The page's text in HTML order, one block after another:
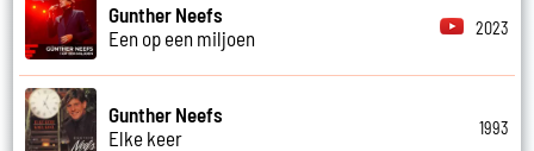
Gunther Neefs
Een op een miljoen
2023
Gunther Neefs
Elke keer
1993